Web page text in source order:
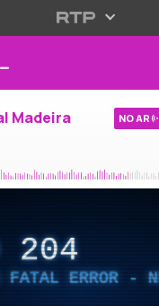
Madeira NO AR
204
ERROR -